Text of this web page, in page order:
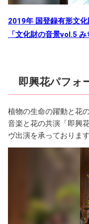
2019年 国登録有形文
「文化財の音景vol.5 み
即興花パフォ
植物の生命の躍動と花
音楽と花の共演「即興
ヴ出演を承っております